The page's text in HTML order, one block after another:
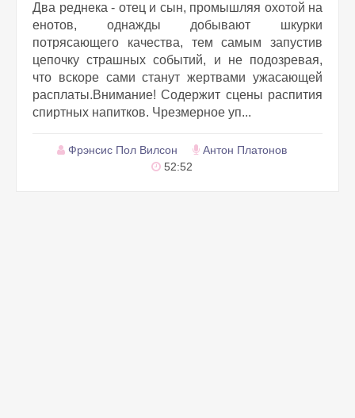
Два реднека - отец и сын, промышляя охотой на
енотов, однажды добывают шкурки
потрясающего качества, тем самым запустив
цепочку страшных событий, и не подозревая,
что вскоре сами станут жертвами ужасающей
расплаты.Внимание! Содержит сцены распития
спиртных напитков. Чрезмерное уп...
Фрэнсис Пол Вилсон
Антон Платонов
52:52